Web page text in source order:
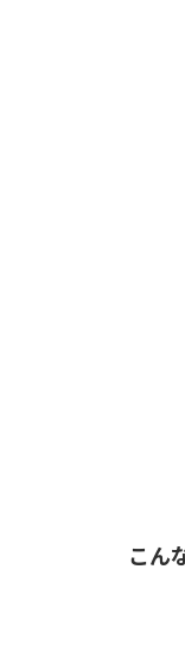
こん